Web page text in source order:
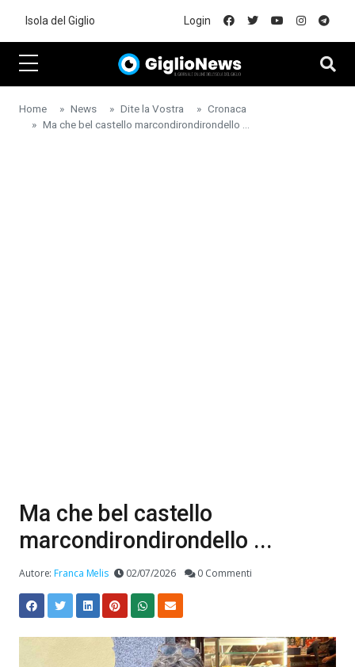
Isola del Giglio Login
Home News Dite la Vostra
Cronaca
Ma che bel castello marcondirondirondello ...
Ma che bel castello
marcondirondirondello ...
Autore:Franca Melis 02/07/2026 0 Commenti